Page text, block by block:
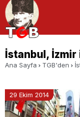
İstanbul, İzmir
Ana Sayfa TGB'den
29 Ekim 2014